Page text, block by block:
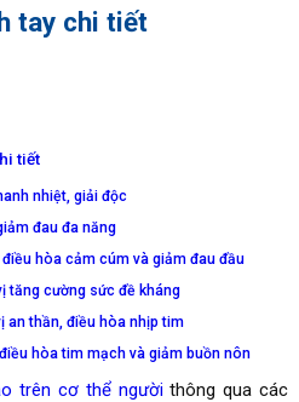
tay chi tiết
tiết
nhiệt, giải độc
đau đa năng
hòa cảm cúm và giảm đau đầu
tăng cường sức đề kháng
an thần, điều hòa nhịp tim
hòa tim mạch và giảm buồn nôn
trên cơ thể ngườithông qua các